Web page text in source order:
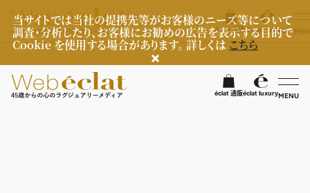
当サイトでは当社の提携先等がお客様のニーズ等について
調査・分析したり、お客様にお勧めの広告を表示する目的で
Cookie を使用する場合があります。 詳しくはこちら
éclat 通販éclat luxuryMENU検
éclat 通販éclat luxury